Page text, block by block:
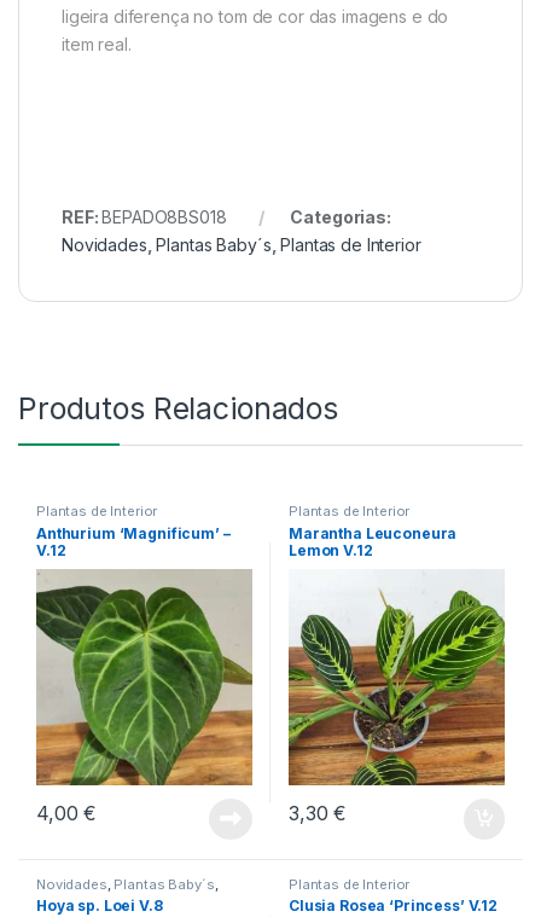
ligeira diferença no tom de cor das imagens e do
item real.
REF:BEPADO8BS018
Categorias:
Novidades ,Plantas Baby´s ,Plantas de Interior
Produtos Relacionados
Plantas de Interior
Anthurium ‘Magnificum’ –
V.12
4,00€
Plantas de Interior
Marantha Leuconeura
Lemon V.12
3,30€
Novidades Plantas Baby´s
Plantas de Interior
Hoya sp. Loei V.8
Plantas de Interior
Clusia Rosea ‘Princess’ V.12